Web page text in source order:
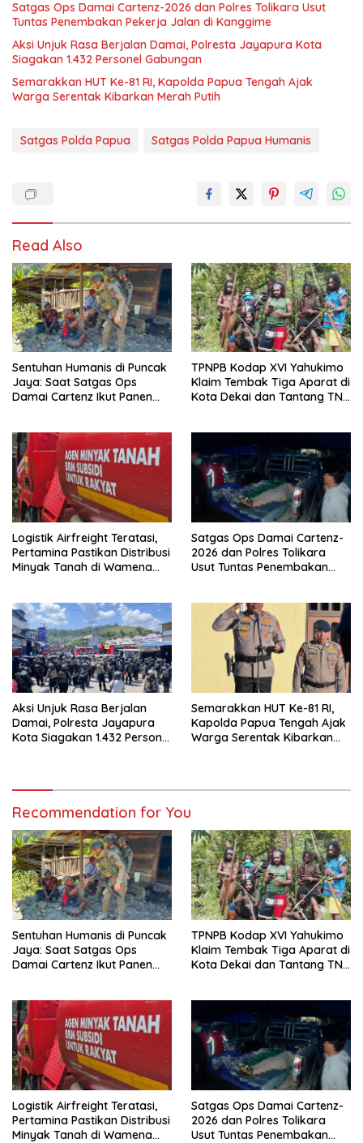
Satgas Ops Damai Cartenz-2026 dan Polres Tolikara Usut
Tuntas Penembakan Pekerja Jalan di Kanggime
Aksi Unjuk Rasa Berjalan Damai, Polresta Jayapura Kota
Siagakan 1.432 Personel Gabungan
Semarakkan HUT Ke-81 RI, Kapolda Papua Tengah Ajak
Warga Serentak Kibarkan Merah Putih
Satgas Polda Papua Satgas Polda Papua Humanis
Read Also
Sentuhan Humanis di Puncak
Jaya: Saat Satgas Ops
Damai Cartenz Ikut Panen
TPNPB Kodap XVI Yahukimo
Klaim Tembak Tiga Aparat di
Kota Dekai dan Tantang TNI-
Logistik Airfreight Teratasi,
Pertamina Pastikan Distribusi
Minyak Tanah di Wamena
Satgas Ops Damai Cartenz-
2026 dan Polres Tolikara
Usut Tuntas Penembakan
Aksi Unjuk Rasa Berjalan
Damai, Polresta Jayapura
Kota Siagakan 1.432 Personel
Semarakkan HUT Ke-81 RI,
Kapolda Papua Tengah Ajak
Warga Serentak Kibarkan
Recommendation for You
Sentuhan Humanis di Puncak
Jaya: Saat Satgas Ops
Damai Cartenz Ikut Panen
TPNPB Kodap XVI Yahukimo
Klaim Tembak Tiga Aparat di
Kota Dekai dan Tantang TNI-
Logistik Airfreight Teratasi,
Pertamina Pastikan Distribusi
Minyak Tanah di Wamena
Satgas Ops Damai Cartenz-
2026 dan Polres Tolikara
Usut Tuntas Penembakan